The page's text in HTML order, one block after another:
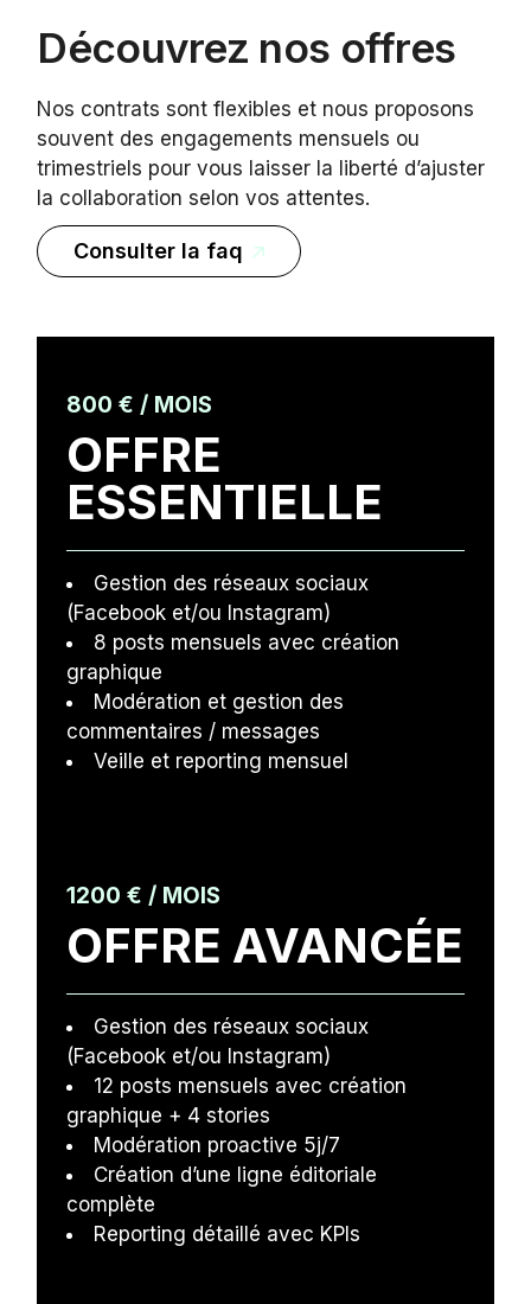
Découvrez nos offres
Nos contrats sont flexibles et nous proposons
souvent des engagements mensuels ou
trimestriels pour vous laisser la liberté d’ajuster
la collaboration selon vos attentes.
Consulter la faq
800 € / MOIS
OFFRE
ESSENTIELLE
Gestion des réseaux sociaux
(Facebook et/ou Instagram)
8 posts mensuels avec création
graphique
Modération et gestion des
commentaires / messages
Veille et reporting mensuel
1200 € / MOIS
OFFRE AVANCÉE
Gestion des réseaux sociaux
(Facebook et/ou Instagram)
12 posts mensuels avec création
graphique + 4 stories
Modération proactive 5j/7
Création d’une ligne éditoriale
complète
Reporting détaillé avec KPIs